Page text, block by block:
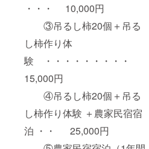
・・・ 10,000円
③吊るし柿20個＋吊る
し柿作り体
験 ・・・・・・・・・
15,000円
④吊るし柿20個＋吊る
し柿作り体験 ＋農家民宿宿
泊 ・・ 25,000円